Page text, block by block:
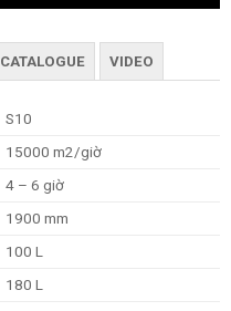
CATALOGUE VIDEO
S10
15000 m2/giờ
4 – 6 giờ
1900 mm
100 L
180 L